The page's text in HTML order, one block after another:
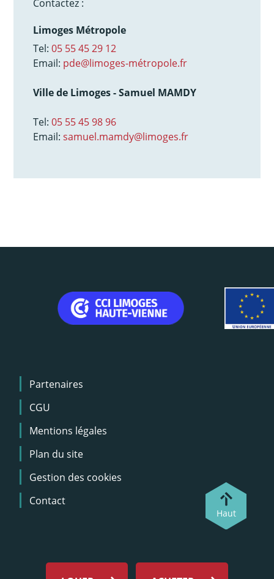
Contactez :
Limoges Métropole
Tel:05 55 45 29 12
Email: pde@limoges-métropole.fr
Ville de Limoges - Samuel MAMDY
Tel:05 55 45 98 96
Email:samuel.mamdy@limoges.fr
Menu
Pied
de
page
Partenaires
CGU
Mentions légales
Plan du site
Gestion des cookies
Contact
Haut